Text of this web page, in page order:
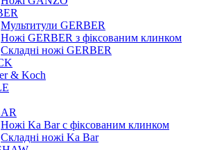
Мультитули GERBER
Ножі GERBER з фіксованим клинком
Складні ножі GERBER
& Koch
Ножі Ka Bar c фіксованим клинком
Складні ножі Ka Bar